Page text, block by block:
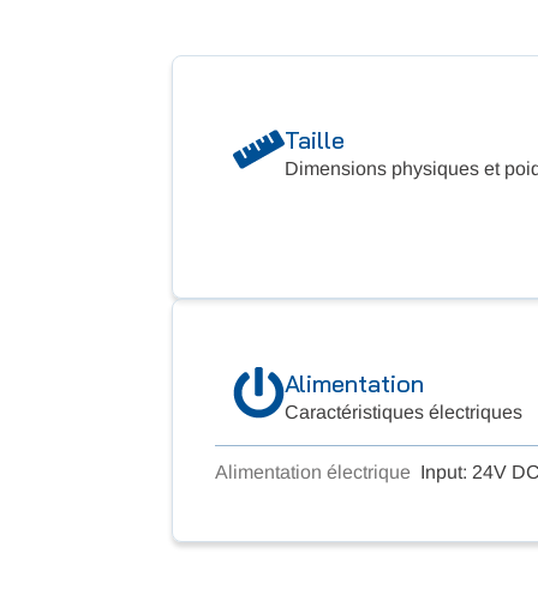
Taille
Dimensions physiques et
Alimentation
Caractéristiques électriques
Alimentation électrique Input: 24V